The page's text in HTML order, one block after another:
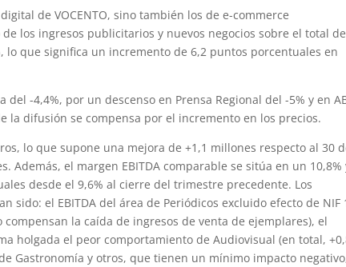
de VOCENTO, sino también los de e-commerce
los ingresos publicitarios y nuevos negocios sobre el total de
lo que significa un incremento de 6,2 puntos porcentuales en
-4,4%, por un descenso en Prensa Regional del -5% y en
la difusión se compensa por el incremento en los precios.
lo que supone una mejora de +1,1 millones respecto al 30
Además, el margen EBITDA comparable se sitúa en un 10,8%
desde el 9,6% al cierre del trimestre precedente. Los
sido: el EBITDA del área de Periódicos excluido efecto de NIF
la caída de ingresos de venta de ejemplares), el
holgada el peor comportamiento de Audiovisual (en total,
Gastronomía y otros, que tienen un mínimo impacto